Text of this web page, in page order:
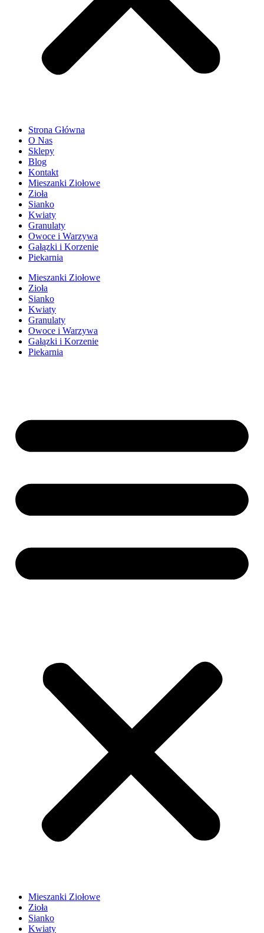
Strona Główna
O Nas
Sklepy
Blog
Kontakt
Mieszanki Ziołowe
Zioła
Sianko
Kwiaty
Granulaty
Owoce i Warzywa
Gałązki i Korzenie
Piekarnia
Mieszanki Ziołowe
Zioła
Sianko
Kwiaty
Granulaty
Owoce i Warzywa
Gałązki i Korzenie
Piekarnia
Mieszanki Ziołowe
Zioła
Sianko
Kwiaty